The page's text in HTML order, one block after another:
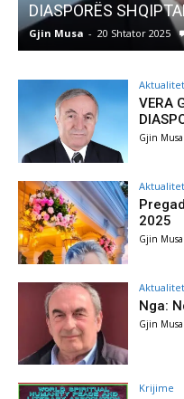
SHQIPTARE NË ITALI
Shtator 2025 1
Aktualitet
VERA
Gjin Musa
Aktualitet
2025
Gjin Musa
Aktualitet
Nga:
Gjin Musa
Krijime